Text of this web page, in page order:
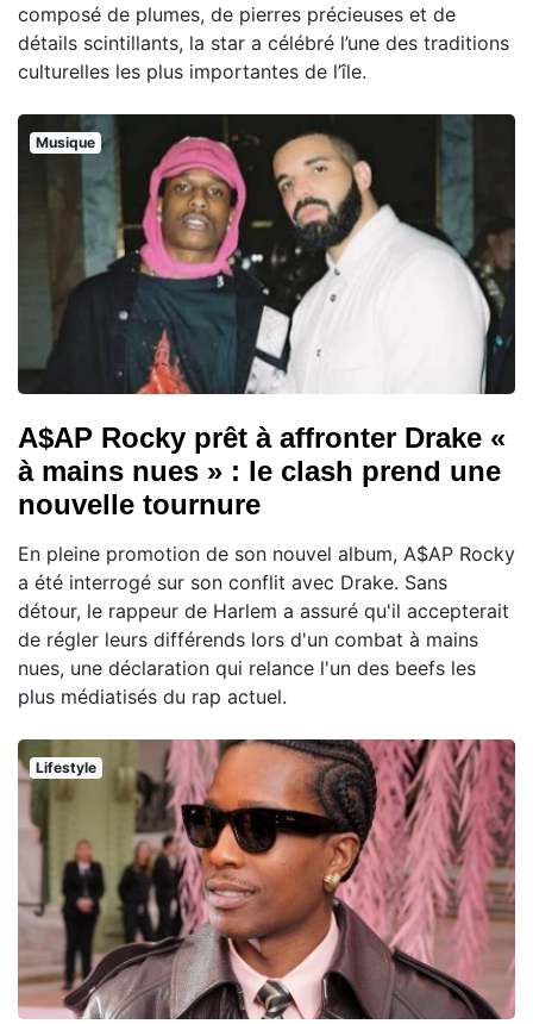
composé de plumes, de pierres précieuses et de
détails scintillants, la star a célébré l’une des traditions
culturelles les plus importantes de l’île.
Musique
A$AP Rocky prêt à affronter Drake «
à mains nues » : le clash prend une
nouvelle tournure
En pleine promotion de son nouvel album, A$AP Rocky
a été interrogé sur son conflit avec Drake. Sans
détour, le rappeur de Harlem a assuré qu'il accepterait
de régler leurs différends lors d'un combat à mains
nues, une déclaration qui relance l'un des beefs les
plus médiatisés du rap actuel.
Lifestyle